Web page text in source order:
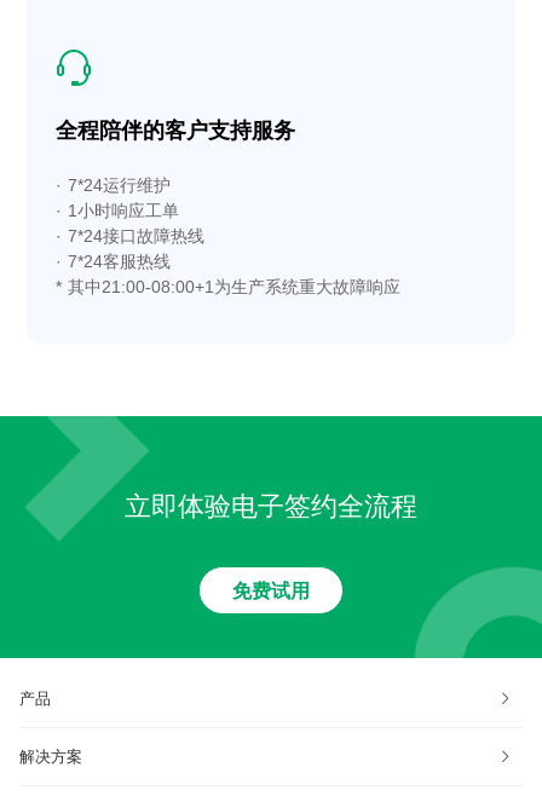
全程陪伴的客户支持服务
· 7*24运行维护
· 1小时响应工单
· 7*24接口故障热线
· 7*24客服热线
* 其中21:00-08:00+1为生产系统重大故障响应
立即体验电子签约全流程
免费试用
产品
解决方案